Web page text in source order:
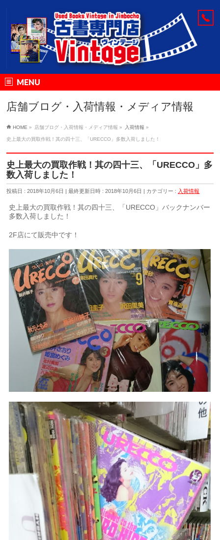
MENU
店舗ブログ・入荷情報・メディア情報
HOME » 店舗ブログ・入荷情報・メディア情報 » 入荷情報 »
史上最大の買取作戦！其の四十三、「URECCO」多数入荷しました！
史上最大の買取作戦！其の四十三、「URECCO」多
数入荷しました！
投稿日 : 2018年10月6日 最終更新日時 : 2018年10月6日 カテゴリー : 入荷情報
史上最大の買取作戦！其の四十三、「URECCO」バックナンバー
多数入荷しました！
2F店にて販売中です！